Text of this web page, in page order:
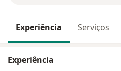
Experiência Serviços
Experiência